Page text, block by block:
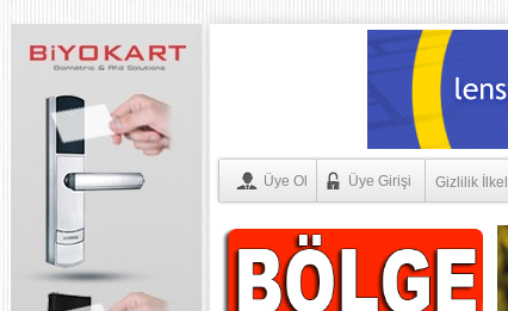
Üye Ol Üye Girişi Gizlilik